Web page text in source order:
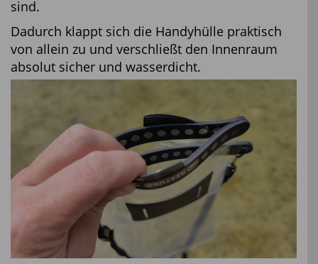
sind.
Dadurch klappt sich die Handyhülle praktisch
von allein zu und verschließt den Innenraum
absolut sicher und wasserdicht.